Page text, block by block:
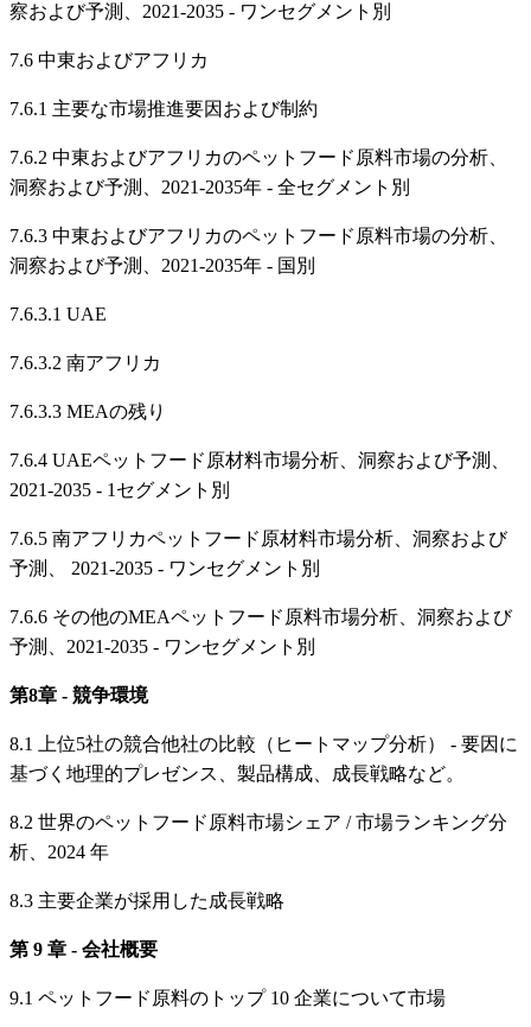
察および予測、2021-2035 - ワンセグメント別
7.6 中東およびアフリカ
7.6.1 主要な市場推進要因および制約
7.6.2 中東およびアフリカのペットフード原料市場の分析、
洞察および予測、2021-2035年 - 全セグメント別
7.6.3 中東およびアフリカのペットフード原料市場の分析、
洞察および予測、2021-2035年 - 国別
7.6.3.1 UAE
7.6.3.2 南アフリカ
7.6.3.3 MEAの残り
7.6.4 UAEペットフード原材料市場分析、洞察および予測、
2021-2035 - 1セグメント別
7.6.5 南アフリカペットフード原材料市場分析、洞察および
予測、 2021-2035 - ワンセグメント別
7.6.6 その他のMEAペットフード原料市場分析、洞察および
予測、2021-2035 - ワンセグメント別
第8章 - 競争環境
8.1 上位5社の競合他社の比較（ヒートマップ分析） - 要因に
基づく地理的プレゼンス、製品構成、成長戦略など。
8.2 世界のペットフード原料市場シェア / 市場ランキング分
析、2024 年
8.3 主要企業が採用した成長戦略
第 9 章 - 会社概要
9.1 ペットフード原料のトップ 10 企業について市場